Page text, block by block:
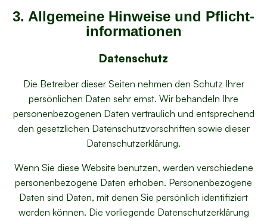
3. Allgemeine Hinweise und Pflicht­
informationen
Datenschutz
Die Betreiber dieser Seiten nehmen den Schutz Ihrer
persönlichen Daten sehr ernst. Wir behandeln Ihre
personenbezogenen Daten vertraulich und entsprechend
den gesetzlichen Datenschutzvorschriften sowie dieser
Datenschutzerklärung.
Wenn Sie diese Website benutzen, werden verschiedene
personenbezogene Daten erhoben. Personenbezogene
Daten sind Daten, mit denen Sie persönlich identifiziert
werden können. Die vorliegende Datenschutzerklärung